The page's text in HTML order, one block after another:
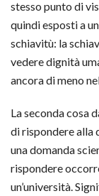
stesso punto di
quindi esposti a
schiavitù: la
vedere dignità
ancora di meno
La seconda cosa
di rispondere alla
una domanda
rispondere
un’università.